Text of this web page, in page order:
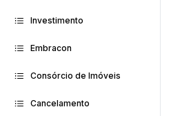
Investimento
Embracon
Consórcio de Imóveis
Cancelamento